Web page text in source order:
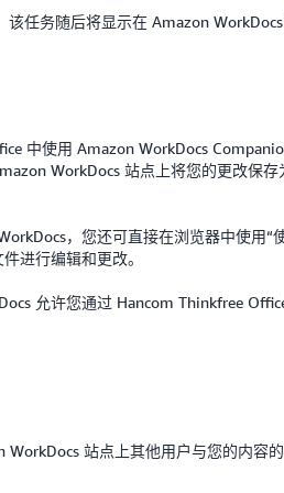
任务随后将显示在 Amazon WorkDocs
中使用 Amazon WorkDocs
WorkDocs 站点上将您的更改保
，您还可直接在浏览器中使用
进行编辑和更改。
允许您通过 Hancom Thinkfree
站点上其他用户与您的内